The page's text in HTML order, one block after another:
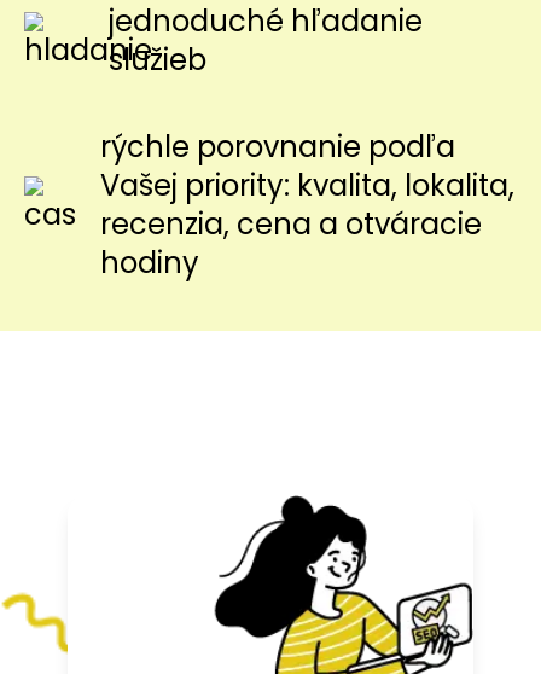
jednoduché hľadanie
služieb
rýchle porovnanie podľa
Vašej priority: kvalita, lokalita,
recenzia, cena a otváracie
hodiny